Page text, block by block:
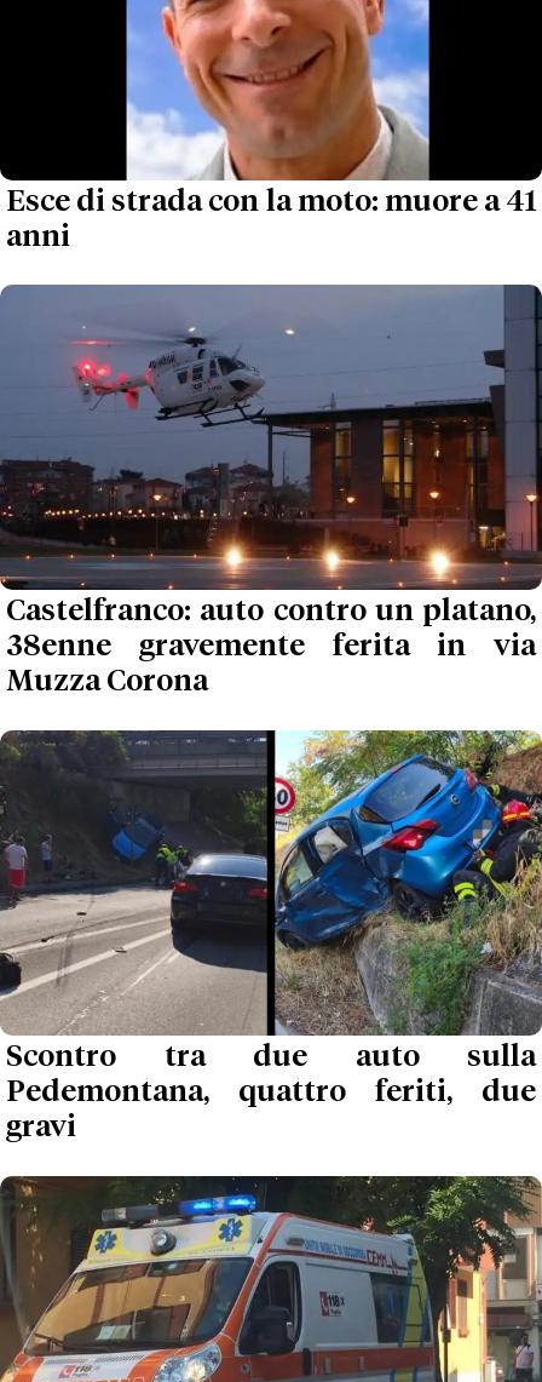
Esce di strada con la moto: muore a 41
anni
Castelfranco: auto contro un platano,
38enne gravemente ferita in via
Muzza Corona
Scontro tra due auto sulla
Pedemontana, quattro feriti, due
gravi